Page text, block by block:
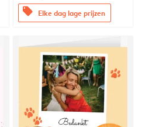
offers Elke dag lage prijzen